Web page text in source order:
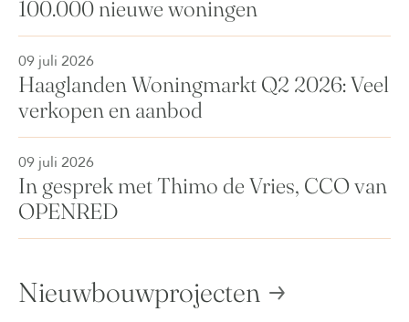
100.000 nieuwe woningen
09 juli 2026
Haaglanden Woningmarkt Q2 2026: Veel
verkopen en aanbod
09 juli 2026
In gesprek met Thimo de Vries, CCO van
OPENRED
Nieuwbouwprojecten